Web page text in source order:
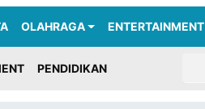
OLAHRAGA ENTERTAINMENT
PENDIDIKAN